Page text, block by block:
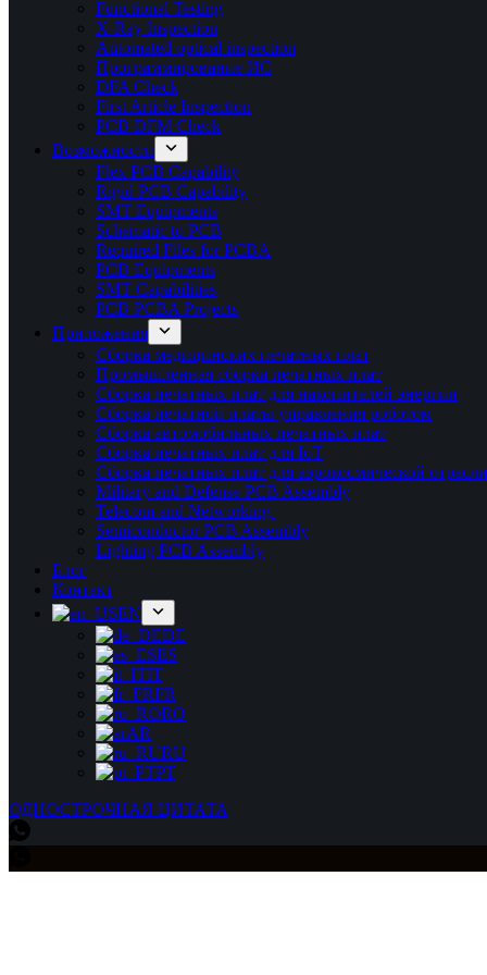
Functional Testing
X-Ray Inspection
Automated optical inspection
Программирование ИС
DFA Check
First Article Inspection
PCB DFM Check
Возможности
Flex PCB Capability
Rigid PCB Capability
SMT Equipments
Schematic to PCB
Required Files for PCBA
PCB Equipments
SMT Capabilities
PCB PCBA Projects
Приложения
Сборка медицинских печатных плат
Промышленная сборка печатных плат
Сборка печатных плат для накопителей энергии
Сборка печатной платы управления роботом
Сборка автомобильных печатных плат
Сборка печатных плат для IoT
Сборка печатных плат для аэрокосмической отрасли
Military and Defense PCB Assembly
Telecom and Networking
Semiconductor PCB Assembly
Lighting PCB Assembly
Блог
Контакт
EN
DE
ES
IT
FR
RO
AR
RU
PT
ОДНОСТРОЧНАЯ ЦИТАТА